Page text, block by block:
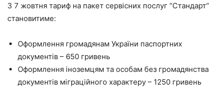
З 7 жовтня тариф на пакет сервісних послуг “Стандарт”
становитиме:
Оформлення громадянам України паспортних
документів – 650 гривень
Оформлення іноземцям та особам без громадянства
документів міграційного характеру – 1250 гривень